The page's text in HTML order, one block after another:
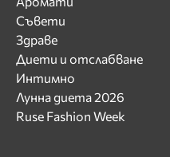
Съвети
Здраве
Диети и отслабване
Интимно
Лунна диета 2026
Ruse Fashion Week